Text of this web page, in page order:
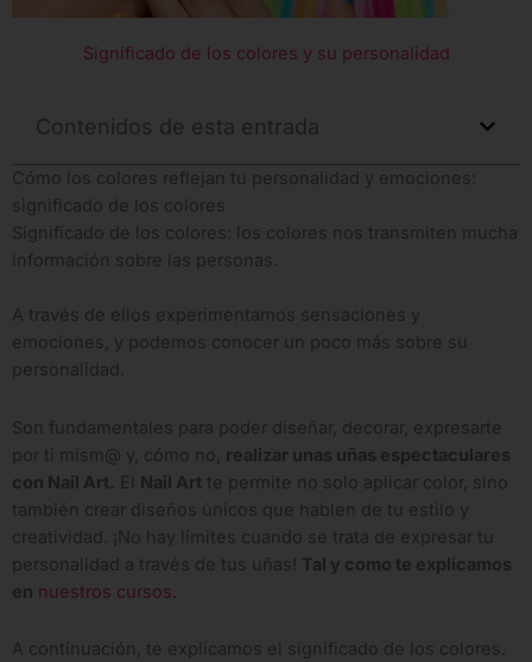
Significado de los colores y su personalidad
Contenidos de esta entrada
Cómo los colores reflejan tu personalidad y emociones:
significado de los colores
Significado de los colores: los colores nos transmiten mucha
información sobre las personas.
A través de ellos experimentamos sensaciones y
emociones, y podemos conocer un poco más sobre su
personalidad.
Son fundamentales para poder diseñar, decorar, expresarte
por ti mism@ y, cómo no, realizar unas uñas espectaculares
con Nail Art. El Nail Art te permite no solo aplicar color, sino
también crear diseños únicos que hablen de tu estilo y
creatividad. ¡No hay límites cuando se trata de expresar tu
personalidad a través de tus uñas! Tal y como te explicamos
en nuestros cursos.
A continuación, te explicamos el significado de los colores.